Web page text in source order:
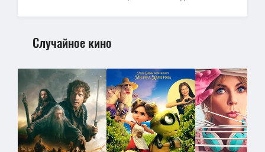
Случайное кино